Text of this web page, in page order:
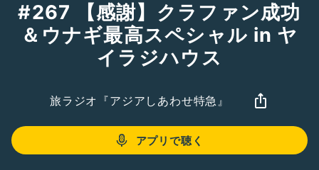
#267 【感謝】クラファン成功
＆ウナギ最高スペシャル in ヤ
イラジハウス
旅ラジオ『アジアしあわせ特急』
アプリで聴く